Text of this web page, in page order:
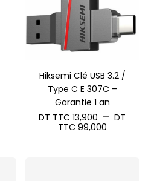
Hiksemi Clé USB 3.2 /
Type C E 307C –
Garantie 1 an
DT TTC 13,900 – DT
TTC 99,000Plage